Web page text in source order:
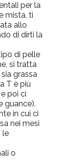
per la
mista, ti
allo
di dirti la
di pelle
si tratta
grassa
T è più
poi ci
guance).
in cui ci
nei mesi
le
o